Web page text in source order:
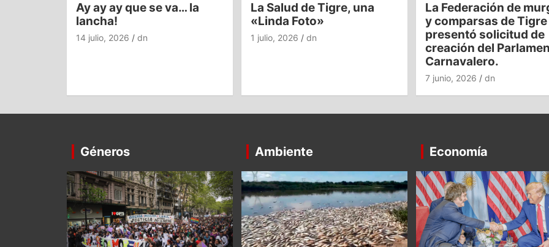
Ay ay ay que se va… la
lancha!
14 julio, 2026 dn
La Salud de Tigre, una
«Linda Foto»
1 julio, 2026 dn
La Federación de
y comparsas de Tigre
presentó solicitud de
creación del
Carnavalero.
7 junio, 2026 dn
Géneros Ambiente Economía